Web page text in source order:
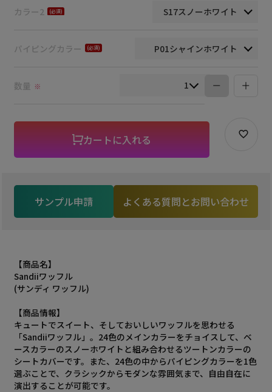
カラー2
パイピングカラー
数量 ※
カートに入れる
サンプル申請 よくある質問とお問い合わせ
【商品名】
Sandiiワッフル
(サンディ ワッフル)
【商品情報】
キュートでスイート、そしておいしいワッフルを思わせる
「Sandiiワッフル」。24色のメインカラーをチョイスして、ベ
ースカラーのスノーホワイトと組み合わせるツートンカラーの
シートカバーです。また、24色の中からパイピングカラーを1色
選ぶことで、クラシックからモダンな雰囲気まで、自由自在に
演出することが可能です。